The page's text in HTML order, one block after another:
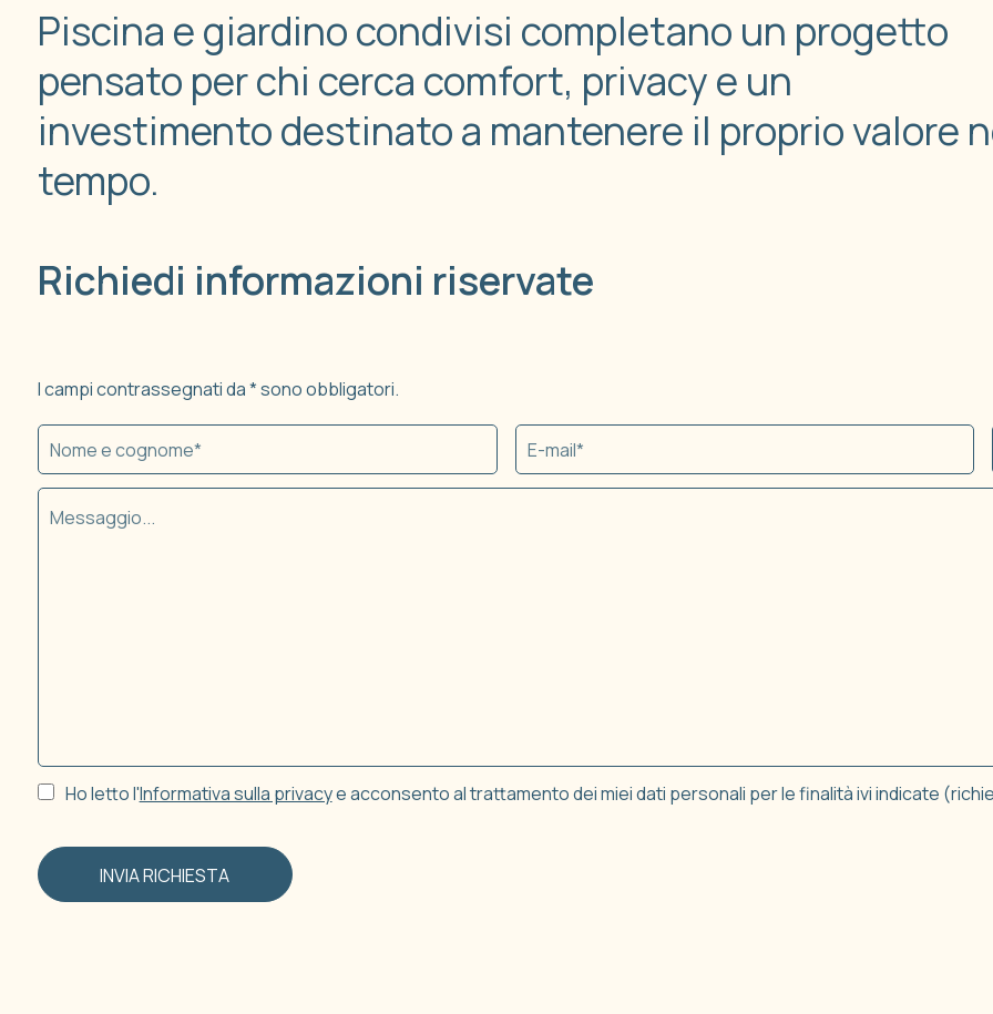
Piscina e giardino condivisi completano un progetto
pensato per chi cerca comfort, privacy e un
investimento destinato a mantenere il proprio valore
tempo.
Richiedi informazioni riservate
I campi contrassegnati da * sono obbligatori.
Ho letto l'Informativa sulla privacye acconsento al trattamento dei miei dati personali per le finalità ivi indicate